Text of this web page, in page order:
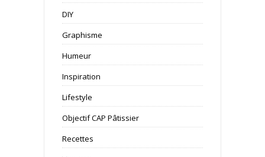
DIY
Graphisme
Humeur
Inspiration
Lifestyle
Objectif CAP Pâtissier
Recettes